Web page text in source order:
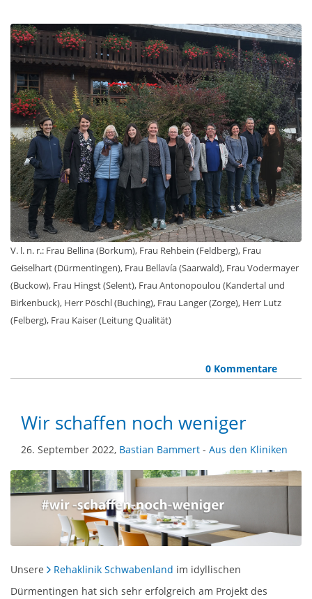
V. l. n. r.: Frau Bellina (Borkum), Frau Rehbein (Feldberg), Frau
Geiselhart (Dürmentingen), Frau Bellavía (Saarwald), Frau Vodermayer
(Buckow), Frau Hingst (Selent), Frau Antonopoulou (Kandertal und
Birkenbuck), Herr Pöschl (Buching), Frau Langer (Zorge), Herr Lutz
(Felberg), Frau Kaiser (Leitung Qualität)
0 Kommentare
Wir schaffen noch weniger
26. September 2022, Bastian Bammert - Aus den Kliniken
Unsere Rehaklinik Schwabenland im idyllischen
Dürmentingen hat sich sehr erfolgreich am Projekt des